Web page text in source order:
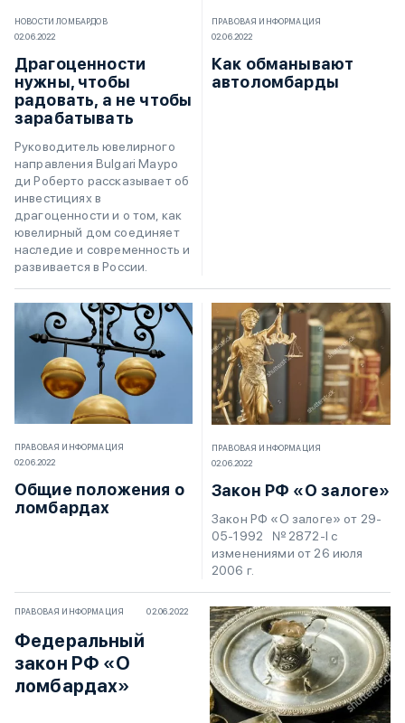
НОВОСТИ ЛОМБАРДОВ
02.06.2022
Драгоценности
нужны, чтобы
радовать, а не чтобы
зарабатывать
Руководитель ювелирного
направления Bulgari Мауро
ди Роберто рассказывает об
инвестициях в
драгоценности и о том, как
ювелирный дом соединяет
наследие и современность и
развивается в России.
ПРАВОВАЯ ИНФОРМАЦИЯ
02.06.2022
Как обманывают
автоломбарды
ПРАВОВАЯ ИНФОРМАЦИЯ
02.06.2022
Общие положения о
ломбардах
ПРАВОВАЯ ИНФОРМАЦИЯ
02.06.2022
Закон РФ «О залоге»
Закон РФ «О залоге» от 29-
05-1992 № 2872-I с
изменениями от 26 июля
2006 г.
ПРАВОВАЯ ИНФОРМАЦИЯ 02.06.2022
Федеральный
закон РФ «О
ломбардах»